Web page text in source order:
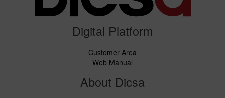
Digital Platform
Customer Area
Web Manual
About Dicsa